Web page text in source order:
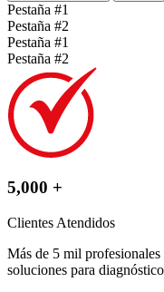
Pestaña #1
Pestaña #2
Pestaña #1
Pestaña #2
5,000 +
Clientes Atendidos
Más de 5 mil
soluciones para